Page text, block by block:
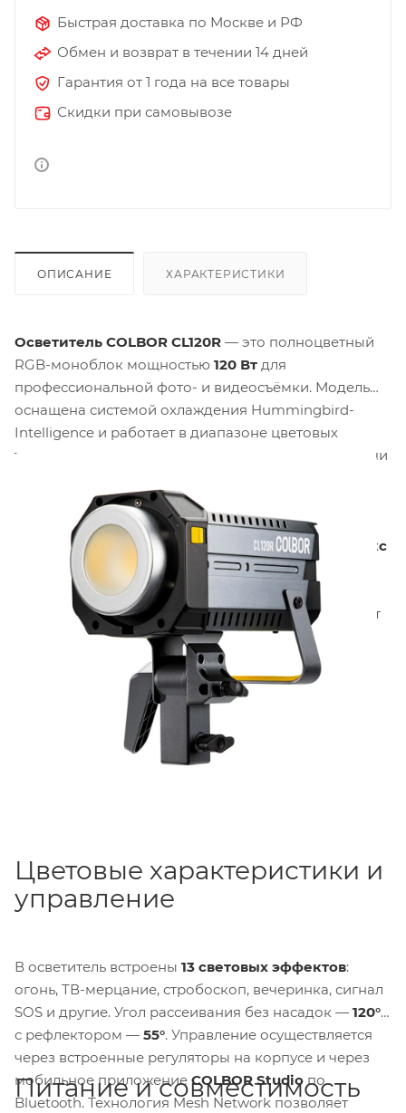
Быстрая доставка по Москве и РФ
Обмен и возврат в течении 14 дней
Гарантия от 1 года на все товары
Скидки при самовывозе
ОПИСАНИЕ ХАРАКТЕРИСТИКИ
Осветитель COLBOR CL120R — это полноцветный
RGB-моноблок мощностью 120 Вт для
профессиональной фото- и видеосъёмки. Модель
оснащена системой охлаждения Hummingbird-
Intelligence и работает в диапазоне цветовых
температур
. Индексы цветопередачи
естественную передачу всех оттенков.
Максимальная потребляемая мощность —
световой поток с рефлектором достигает5120 люкс
на расстоянии 1 метра. Корпус изготовлен из
авиационного алюминия и ABS-пластика, вес
осветителя —1.6 кг . БайонетBowensобеспечивает
совместимость с широким спектром световых
Цветовые характеристики и
управление
В осветитель встроены 13 световых эффектов:
огонь, ТВ-мерцание, стробоскоп, вечеринка, сигнал
SOS и другие. Угол рассеивания без насадок — 120°,
с рефлектором — 55°. Управление осуществляется
через встроенные регуляторы на корпусе и через
мобильное приложение COLBOR Studio по
Bluetooth. Технология Mesh Network позволяет
Питание и совместимость